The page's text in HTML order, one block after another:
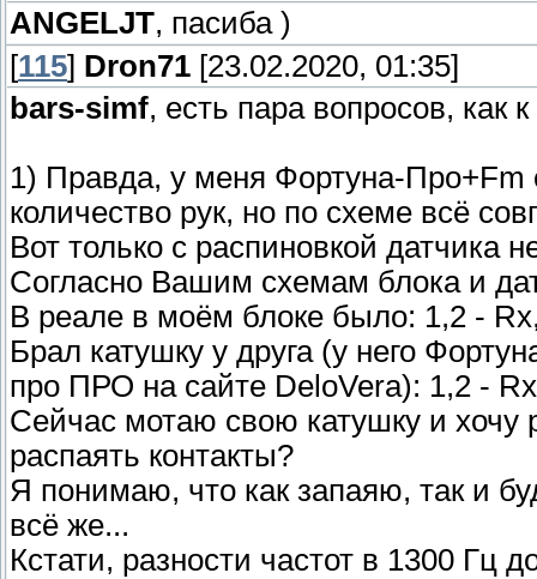
ANGELJT, пасиба )
[115] Dron71 [23.02.2020, 01:35]
bars-simf, есть пара вопросов, как
1) Правда, у меня Фортуна-Про+Fm
количество рук, но по схеме всё
Вот только с распиновкой датчика
Согласно Вашим схемам блока и
В реале в моём блоке было: 1,2 -
Брал катушку у друга (у него
про ПРО на сайте DeloVera): 1,2 -
Сейчас мотаю свою катушку и хочу
распаять контакты?
Я понимаю, что как запаяю, так и
всё же...
Кстати, разности частот в 1300 Гц